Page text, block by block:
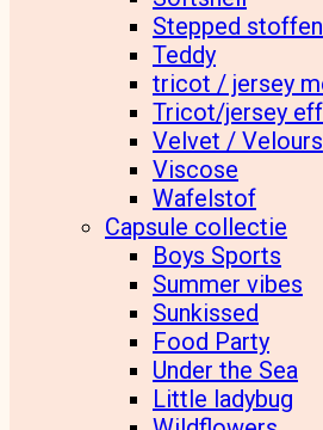
Stepped stoffen
Teddy
tricot / jersey
Tricot/jersey
Velvet / Velours
Viscose
Wafelstof
Capsule collectie
Boys Sports
Summer vibes
Sunkissed
Food Party
Under the Sea
Little ladybug